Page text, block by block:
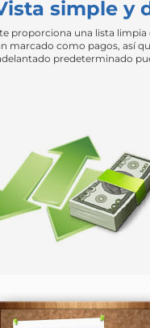
simple y
proporciona una lista limpia
marcado como pagos, así
predeterminado